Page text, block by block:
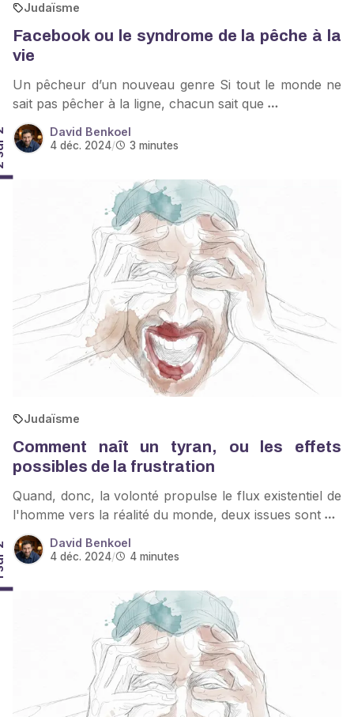
Judaïsme
Facebook ou le syndrome de la pêche à la
vie
Un pêcheur d’un nouveau genre Si tout le monde ne
sait pas pêcher à la ligne, chacun sait que
David Benkoel
4 déc. 2024/ 3 minutes
Judaïsme
Comment naît un tyran, ou les effets
possibles de la frustration
Quand, donc, la volonté propulse le flux existentiel de
l'homme vers la réalité du monde, deux issues sont
David Benkoel
4 déc. 2024/ 4 minutes